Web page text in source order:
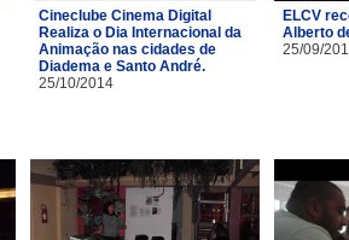
Cineclube Cinema Digital
Realiza o Dia Internacional da
Animação nas cidades de
Diadema e Santo André.
25/10/2014
ELCV
Alberto
25/09/